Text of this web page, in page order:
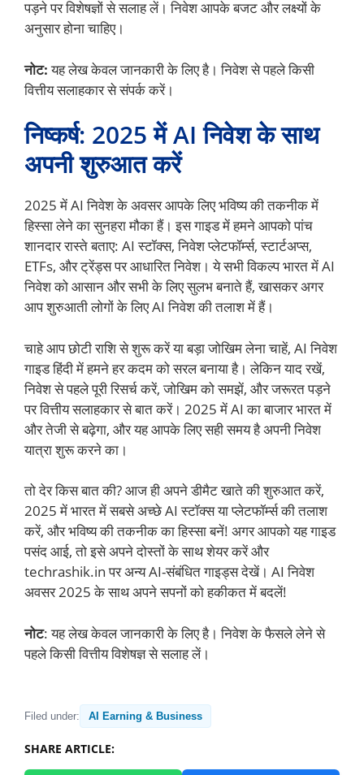
पड़ने पर विशेषज्ञों से सलाह लें। निवेश आपके बजट और लक्ष्यों के
अनुसार होना चाहिए।
नोट:यह लेख केवल जानकारी के लिए है। निवेश से पहले किसी
वित्तीय सलाहकार से संपर्क करें।
निष्कर्ष: 2025 में AI निवेश के साथ
अपनी शुरुआत करें
2025 में AI निवेश के अवसर आपके लिए भविष्य की तकनीक में
हिस्सा लेने का सुनहरा मौका हैं। इस गाइड में हमने आपको पांच
शानदार रास्ते बताए: AI स्टॉक्स, निवेश प्लेटफॉर्म्स, स्टार्टअप्स,
ETFs, और ट्रेंड्स पर आधारित निवेश। ये सभी विकल्प भारत में AI
निवेश को आसान और सभी के लिए सुलभ बनाते हैं, खासकर अगर
आप शुरुआती लोगों के लिए AI निवेश की तलाश में हैं।
चाहे आप छोटी राशि से शुरू करें या बड़ा जोखिम लेना चाहें, AI निवेश
गाइड हिंदी में हमने हर कदम को सरल बनाया है। लेकिन याद रखें,
निवेश से पहले पूरी रिसर्च करें, जोखिम को समझें, और जरूरत पड़ने
पर वित्तीय सलाहकार से बात करें। 2025 में AI का बाजार भारत में
और तेजी से बढ़ेगा, और यह आपके लिए सही समय है अपनी निवेश
यात्रा शुरू करने का।
तो देर किस बात की? आज ही अपने डीमैट खाते की शुरुआत करें,
2025 में भारत में सबसे अच्छे AI स्टॉक्स या प्लेटफॉर्म्स की तलाश
करें, और भविष्य की तकनीक का हिस्सा बनें! अगर आपको यह गाइड
पसंद आई, तो इसे अपने दोस्तों के साथ शेयर करें और
techrashik.in पर अन्य AI-संबंधित गाइड्स देखें। AI निवेश
अवसर 2025 के साथ अपने सपनों को हकीकत में बदलें!
नोट: यह लेख केवल जानकारी के लिए है। निवेश के फैसले लेने से
पहले किसी वित्तीय विशेषज्ञ से सलाह लें।
Filed under: AI Earning & Business
SHARE ARTICLE: